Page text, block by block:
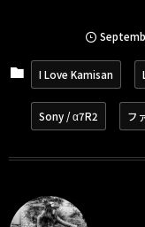
I Love Kamisan
Sony / α7R2 フ